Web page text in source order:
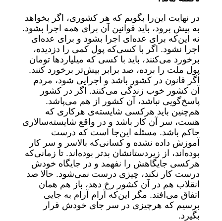
در نهایت این‌را بگویم که هر کشوری، اگر بخواهد
به پیش برود، باید قوانین آن برای همه اجرا بشود.
نه این‌که برای عده‌ای اجرا بشود و برای عده‌ای
اجرا نشود. اگر با کسی‌که پول کمی را دزدیده،
برخورد می‌کنند، باید با کسی که میلیاردها تومان
پول ملت را برده، صد برابر بیش‌تر برخورد کنند.
اگر قانون در کشور باشد و اجرایی شود، مردم
آن کشور خوب زندگی می‌کنند. اگر در کشور
پاسخ‌گویی نباشد، آن کشور از هم می‌پاشد.
هم‌چنین باید هرکسی شایسته‌ی هرکاری که
هست، سر آن کار باشد و در واقع شایسته‌سالاری
حاکم باشد. مسئله این‌جا است که درست
آموزش داده نشده و کسانی‌که بالاسر و سر کار
بوده‌اند، از زیردستانشان بدتر بوده‌اند. تا زمانی‌که
هرکسی جایگاهش را نفهمد و در جایگاه خودش
درست کار نکند، چیزی درست نمی‌شود. حالا صد
انقلاب هم در آن کشور رخ دهد، باز هم همان
اتفاق می‌افتد. مگر این‌که آرام آرام به جایی
برسیم که هرچیزی در سر جای خودش قرار
بگیرد.